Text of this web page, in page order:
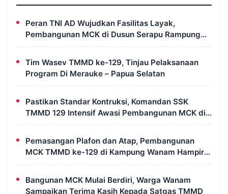
Peran TNI AD Wujudkan Fasilitas Layak,
Pembangunan MCK di Dusun Serapu Rampung
Dikerjakan
Tim Wasev TMMD ke-129, Tinjau Pelaksanaan
Program Di Merauke – Papua Selatan
Pastikan Standar Kontruksi, Komandan SSK
TMMD 129 Intensif Awasi Pembangunan MCK di
Wanam
Pemasangan Plafon dan Atap, Pembangunan
MCK TMMD ke-129 di Kampung Wanam Hampir
Rampung
Bangunan MCK Mulai Berdiri, Warga Wanam
Sampaikan Terima Kasih Kepada Satgas TMMD